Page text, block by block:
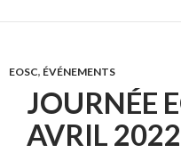
EOSC, ÉVÉNEMENTS
JOURNÉE
AVRIL 2022